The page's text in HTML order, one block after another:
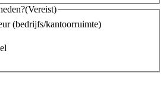
(Vereist)
(bedrijfs/kantoorruimte)